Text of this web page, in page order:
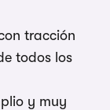
tracción
todos los
y muy